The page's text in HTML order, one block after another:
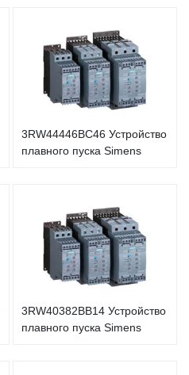
3RW44446BC46 Устройство
плавного пуска Simens
3RW40382BB14 Устройство
плавного пуска Simens